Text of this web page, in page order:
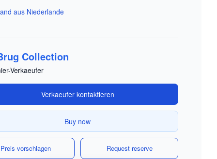
aus Niederlande
Collection
Verkaeufer
Verkaeufer kontaktieren
Buy now
Preis vorschlagen Request reserve